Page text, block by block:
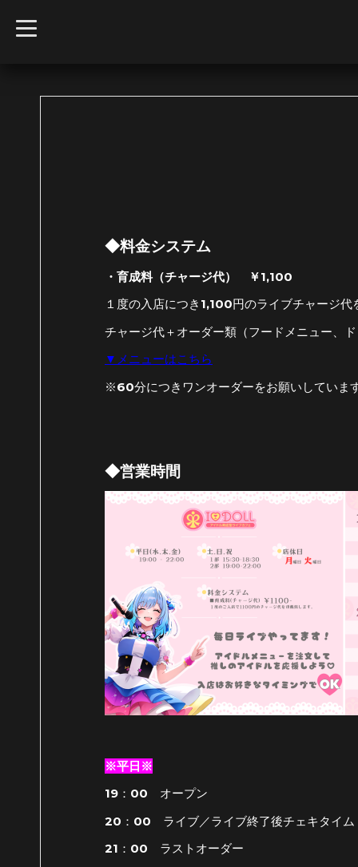
t
o
◆料金システム
・育成料（チャージ代）
￥1,100
１度の入店につき1,100円のライブチャージ代
チャージ代＋オーダー類（フードメニュー、
▼メニューはこちら
※60分につきワンオーダーをお願いしていま
◆営業時間
※平日※
19：00 オープン
20：00 ライブ／ライブ終了後チェキタイム
21：00 ラストオーダー